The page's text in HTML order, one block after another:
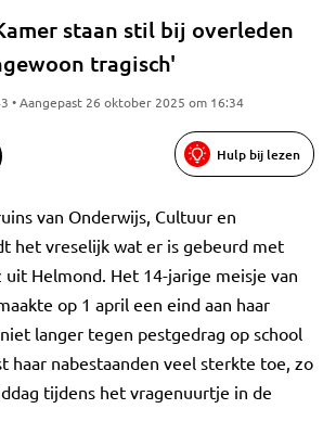
staan stil bij overleden
tragisch'
• Aangepast 26 oktober 2025 om 16:34
Hulp bij lezen
van Onderwijs, Cultuur en
het vreselijk wat er is gebeurd met
uit Helmond. Het 14-jarige meisje van
op 1 april een eind aan haar
langer tegen pestgedrag op school
haar nabestaanden veel sterkte toe, zo
tijdens het vragenuurtje in de